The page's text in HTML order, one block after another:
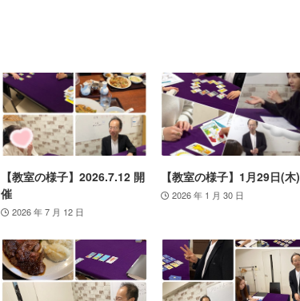
【教室の様子】2026.7.12 開
催
2026 年 7 月 12 日
【教室の様子】1月29日(木)
2026 年 1 月 30 日